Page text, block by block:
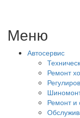
Меню
Автосервис
Ремонт
Ремонт и